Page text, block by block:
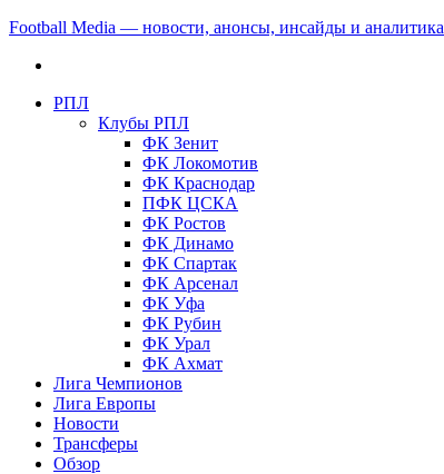
Football Media — новости, анонсы, инсайды и аналитика
РПЛ
Клубы РПЛ
ФК Зенит
ФК Локомотив
ФК Краснодар
ПФК ЦСКА
ФК Ростов
ФК Динамо
ФК Спартак
ФК Арсенал
ФК Уфа
ФК Рубин
ФК Урал
ФК Ахмат
Лига Чемпионов
Лига Европы
Новости
Трансферы
Обзор